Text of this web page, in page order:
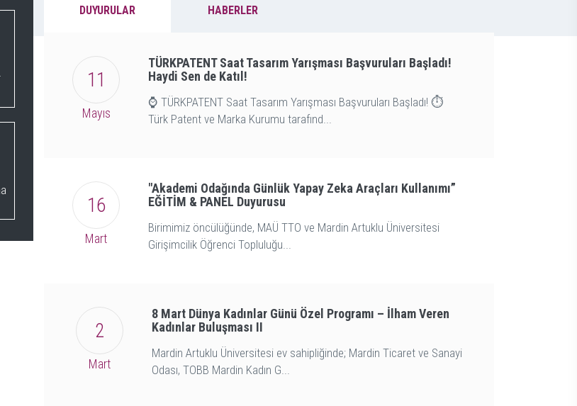
DUYURULAR HABERLER
11
Mayıs
TÜRKPATENT Saat Tasarım Yarışması Başvuruları Başladı!
Haydi Sen de Katıl!
⌚ TÜRKPATENT Saat Tasarım Yarışması Başvuruları Başladı! ⏱️
Türk Patent ve Marka Kurumu tarafınd...
16
Mart
"Akademi Odağında Günlük Yapay Zeka Araçları Kullanımı”
EĞİTİM & PANEL Duyurusu
Birimimiz öncülüğünde, MAÜ TTO ve Mardin Artuklu Üniversitesi
Girişimcilik Öğrenci Topluluğu...
2
Mart
8 Mart Dünya Kadınlar Günü Özel Programı – İlham Veren
Kadınlar Buluşması II
Mardin Artuklu Üniversitesi ev sahipliğinde; Mardin Ticaret ve Sanayi
Odası, TOBB Mardin Kadın G...